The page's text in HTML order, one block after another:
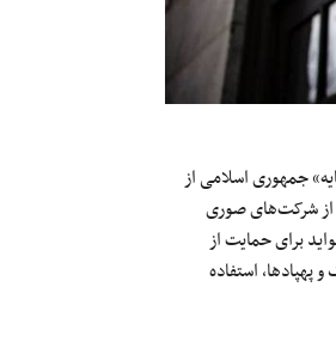
سایه» جمهوری اسلامی از
از شرکت‌های صوری
برای حمایت از
پهپادها، استفاده